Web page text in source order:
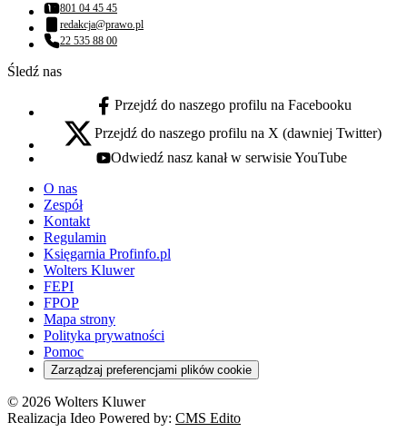
Numer telefonu:
801 04 45 45
Adres email:
redakcja@prawo.pl
Numer telefonu:
22 535 88 00
Śledź nas
facebook - otwiera się w nowej karcie
Przejdź do naszego profilu na Facebooku
x - otwiera się w nowej karcie
Przejdź do naszego profilu na X (dawniej Twitter)
youtube - otwiera się w nowej karcie
Odwiedź nasz kanał w serwisie YouTube
O nas
Zespół
Kontakt
Regulamin
Księgarnia Profinfo.pl
Wolters Kluwer
FEPI
FPOP
Mapa strony
Polityka prywatności
Pomoc
Zarządzaj preferencjami plików cookie
© 2026 Wolters Kluwer
Realizacja Ideo Powered by: CMS Edito